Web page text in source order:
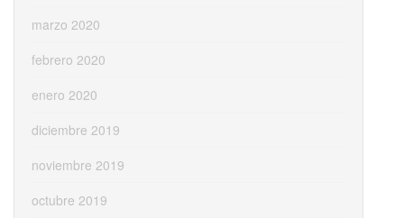
marzo 2020
febrero 2020
enero 2020
diciembre 2019
noviembre 2019
octubre 2019